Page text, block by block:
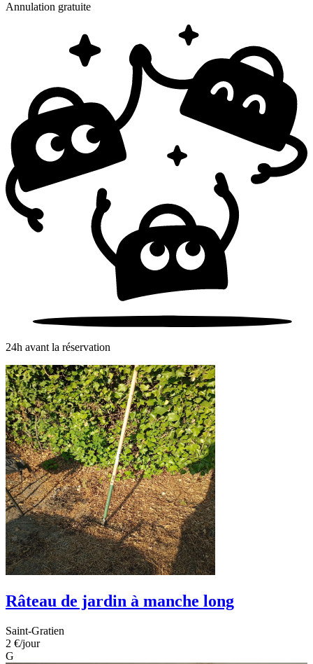
Annulation gratuite
24h avant la réservation
Râteau de jardin à manche long
Saint-Gratien
2 €/jour
G